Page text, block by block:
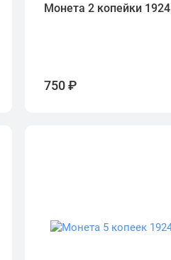
Монета 2 копейки 1924
750 ₽